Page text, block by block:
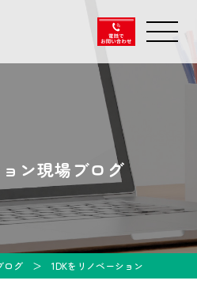
ン現場ブログ
ログ 1DKをリノベーション